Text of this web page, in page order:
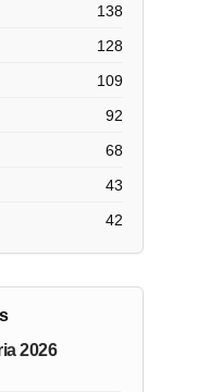
138
128
109
92
68
43
42
2026